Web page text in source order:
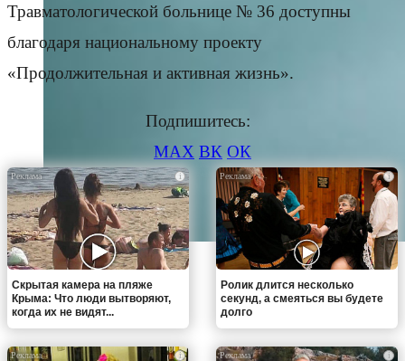
Травматологической больнице № 36 доступны
благодаря национальному проекту
«Продолжительная и активная жизнь».
Подпишитесь:
MAX ВК ОК
i
Скрытая камера на пляже
Крыма: Что люди вытворяют,
когда их не видят...
i
Ролик длится несколько
секунд, а смеяться вы будете
долго
i i